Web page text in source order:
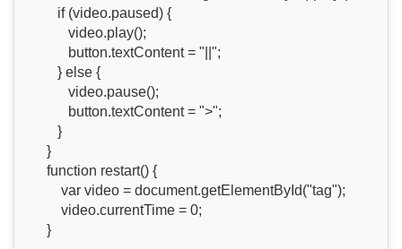
if (video.paused) {
video.play();
button.textContent = "||";
} else {
video.pause();
button.textContent = ">";
}
}
function restart() {
var video = document.getElementById("tag");
video.currentTime = 0;
}